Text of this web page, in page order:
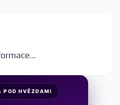
POD HVĚZDAMI